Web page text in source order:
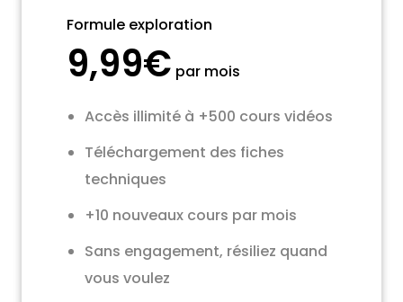
Formule exploration
9,99€ par mois
Accès illimité à +500 cours vidéos
Téléchargement des fiches
techniques
+10 nouveaux cours par mois
Sans engagement, résiliez quand
vous voulez